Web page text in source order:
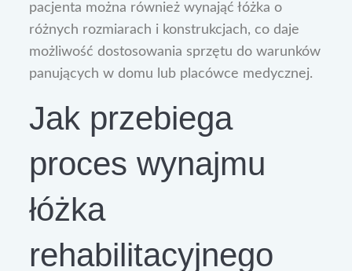
pacjenta można również wynająć łóżka o
różnych rozmiarach i konstrukcjach, co daje
możliwość dostosowania sprzętu do warunków
panujących w domu lub placówce medycznej.
Jak przebiega
proces wynajmu
łóżka
rehabilitacyjnego